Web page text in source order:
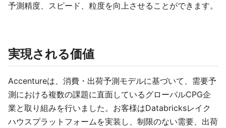
予測精度、スピード、粒度を向上させることができます。
実現される価値
Accentureは、消費・出荷予測モデルに基づいて、需要予
測における複数の課題に直面しているグローバルCPG企
業と取り組みを行いました。お客様はDatabricksレイク
ハウスプラットフォームを実装し、制限のない需要、出荷